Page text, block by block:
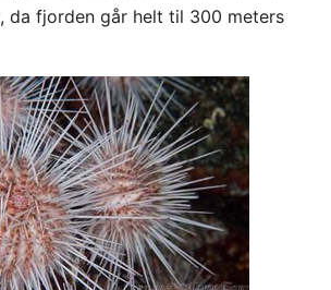
da fjorden går helt til 300 meters